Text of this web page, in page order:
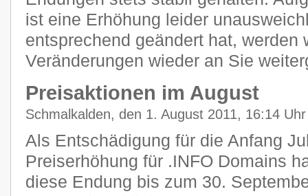
ist eine Erhöhung leider
entsprechend geändert hat, werden
Veränderungen wieder an Sie
Preisaktionen im August
Schmalkalden, den 1. August 2011, 16:14 Uhr
Als Entschädigung für die Anfang
Preiserhöhung für .INFO Domains
diese Endung bis zum 30.